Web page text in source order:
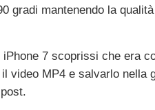
gradi mantenendo la
7 scoprissi che era
video MP4 e salvarlo nella